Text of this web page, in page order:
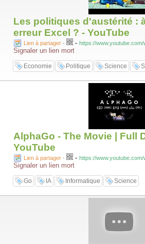
Les politiques d'austérité :
erreur Excel ? - YouTube
Lien à partager - - https://
Signaler un lien mort
Economie Politique Science
AlphaGo - The Movie | Full
YouTube
Lien à partager - - https://
Signaler un lien mort
Go IA Informatique Science